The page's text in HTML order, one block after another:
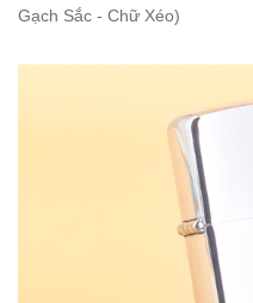
Gạch Sắc - Chữ Xéo)